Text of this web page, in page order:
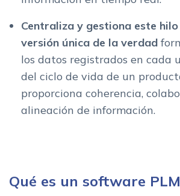
Centraliza y gestiona este
versión única de la verdad
los datos registrados en cada
del ciclo de vida de un
proporciona coherencia,
alineación de información.
Qué es un software PLM